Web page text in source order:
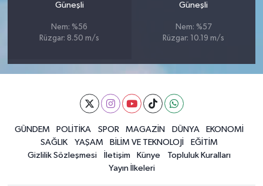
Güneşli
Nem: %56
Rüzgar: 8.50 m/s
Güneşli
Nem: %57
Rüzgar: 10.19 m/s
GÜNDEM POLİTİKA SPOR MAGAZİN DÜNYA
EKONOMİ
SAĞLIK
YAŞAM BİLİM VE TEKNOLOJİ
EĞİTİM
Gizlilik Sözleşmesi
İletişim Künye
Topluluk Kuralları
Yayın İlkeleri